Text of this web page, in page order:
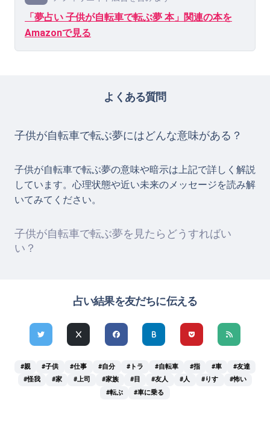
「夢占い 子供が自転車で転ぶ夢 本」関連の本を
Amazonで見る
よくある質問
子供が自転車で転ぶ夢にはどんな意味がある？
子供が自転車で転ぶ夢の意味や暗示は上記で詳しく解説
しています。心理状態や近い未来のメッセージを読み解
いてみてください。
子供が自転車で転ぶ夢を見たらどうすればい
い？
占い結果を友だちに伝える
#親 #子供 #仕事 #自分 #トラ #自転車 #指 #車
#友達
#怪我
#家 #上司 #家族 #目 #友人 #人 #りす
#怖い
#転ぶ
#車に乗る